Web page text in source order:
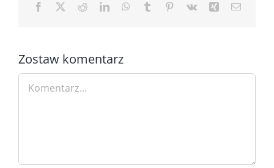
Facebook RedditLinkedInWhatsApp
Tumblr Pinterest
Vk Xing Email
Zostaw komentarz
Comment